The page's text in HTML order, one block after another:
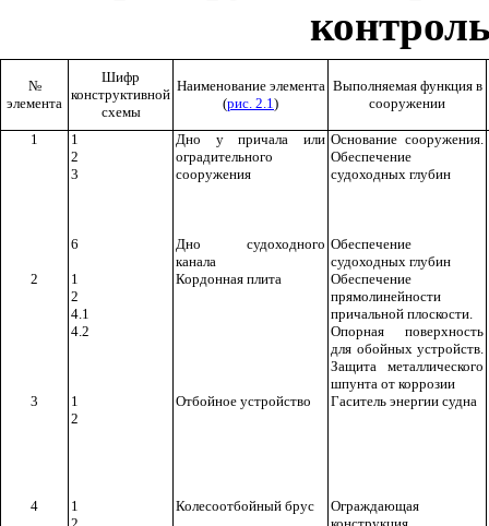
№
элемента
Шифр
конструктивной
схемы
Наименование элемента
(рис. 2.1)
Выполняемая функция в
сооружении
1
1
2
3
Дно у причала или
оградительного
сооружения
Основание сооружения.
Обеспечение
судоходных глубин
6
Дно судоходного
канала
Обеспечение
судоходных глубин
2
1
2
4.1
4.2
Кордонная плита
Обеспечение
прямолинейности
причальной плоскости.
Опорная поверхность
для обойных устройств.
Защита металлического
шпунта от коррозии
3
1
2
Отбойное устройство Гаситель энергии судна
4
1
Колесоотбойный брус
Ограждающая